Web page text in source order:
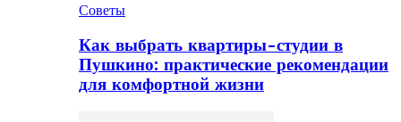
Советы
Как выбрать квартиры-студии в
Пушкино: практические рекомендации
для комфортной жизни